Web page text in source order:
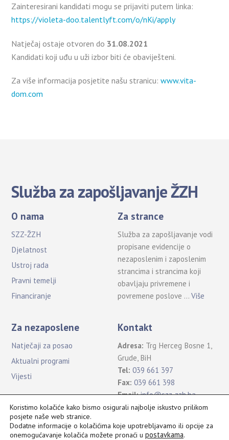
Zainteresirani kandidati mogu se prijaviti putem linka:
https://violeta-doo.talentlyft.com/o/nKi/apply
Natječaj ostaje otvoren do 31.08.2021
Kandidati koji uđu u uži izbor biti će obaviješteni.
Za više informacija posjetite našu stranicu:www.vita-
dom.com
Služba za zapošljavanje ŽZH
O nama
SZZ-ŽZH
Djelatnost
Ustroj rada
Pravni temelji
Financiranje
Za strance
Služba za zapošljavanje vodi
propisane evidencije o
nezaposlenim i zaposlenim
strancima i strancima koji
obavljaju privremene i
povremene poslove …Više
Za nezaposlene
Natječaji za posao
Aktualni programi
Vijesti
Kontakt
Adresa: Trg Herceg Bosne 1,
Grude, BiH
Tel: 039 661 397
Fax: 039 661 398
Email: info@szz-zzh.ba
Sva prava pridržana Služba za zapošljavanje ŽZH ©2021
Koristimo kolačiće kako bismo osigurali najbolje iskustvo prilikom
posjete naše web stranice.
Dodatne informacije o kolačićima koje upotrebljavamo ili opcije za
onemogućavanje kolačića možete pronaći u postavkama.